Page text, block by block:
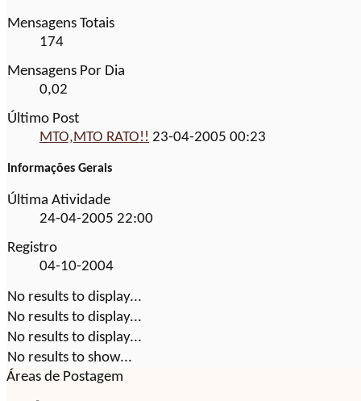
Mensagens Totais
174
Mensagens Por Dia
0,02
Último Post
MTO,MTO RATO!! 23-04-2005 00:23
Informações Gerais
Última Atividade
24-04-2005 22:00
Registro
04-10-2004
No results to display...
No results to display...
No results to display...
No results to show...
Áreas de Postagem